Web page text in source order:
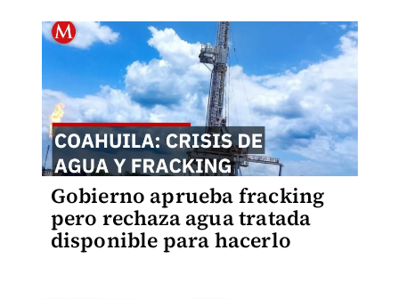
Gobierno aprueba fracking
pero rechaza agua tratada
disponible para hacerlo